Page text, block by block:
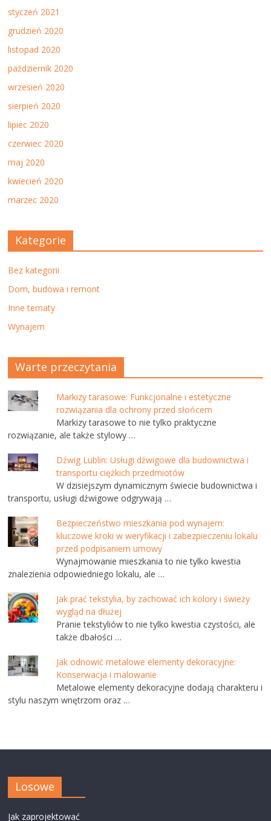
styczeń 2021
grudzień 2020
listopad 2020
październik 2020
wrzesień 2020
sierpień 2020
lipiec 2020
czerwiec 2020
maj 2020
kwiecień 2020
marzec 2020
Kategorie
Bez kategorii
Dom, budowa i remont
Inne tematy
Wynajem
Warte przeczytania
Markizy tarasowe: Funkcjonalne i estetyczne
rozwiązania dla ochrony przed słońcem
Markizy tarasowe to nie tylko praktyczne
rozwiązanie, ale także stylowy …
Dźwig Lublin: Usługi dźwigowe dla budownictwa i
transportu ciężkich przedmiotów
W dzisiejszym dynamicznym świecie budownictwa i
transportu, usługi dźwigowe odgrywają …
Bezpieczeństwo mieszkania pod wynajem:
kluczowe kroki w weryfikacji i zabezpieczeniu lokalu
przed podpisaniem umowy
Wynajmowanie mieszkania to nie tylko kwestia
znalezienia odpowiedniego lokalu, ale …
Jak prać tekstylia, by zachować ich kolory i świeży
wygląd na dłużej
Pranie tekstyliów to nie tylko kwestia czystości, ale
także dbałości …
Jak odnowić metalowe elementy dekoracyjne:
Konserwacja i malowanie
Metalowe elementy dekoracyjne dodają charakteru i
stylu naszym wnętrzom oraz …
Losowe
Jak zaprojektować